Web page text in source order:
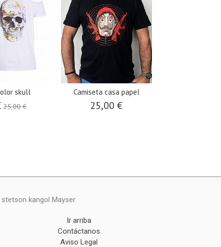
skull
25,00 €
Camiseta casa papel
25,00 €
kangol Mayser
Ir arriba
Contáctanos
Aviso Legal